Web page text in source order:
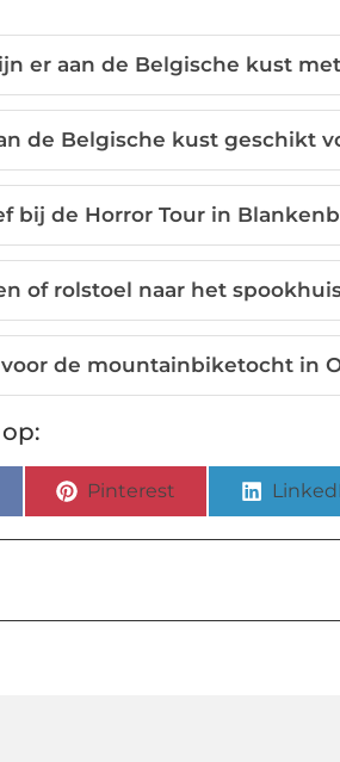
er aan de Belgische kust
de Belgische kust geschikt
bij de Horror Tour in
of rolstoel naar het
de mountainbiketocht in
Pinterest